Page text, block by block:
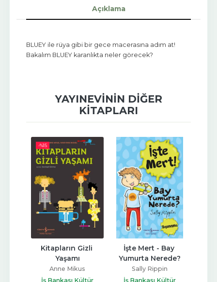
Açıklama
BLUEY ile rüya gibi bir gece macerasına adım at!
Bakalım BLUEY karanlıkta neler görecek?
YAYINEVININ DIĞER
KITAPLARI
-%15
Kitapların Gizli
Yaşamı
Anne Mikus
İş Bankası Kültür
İşte Mert - Bay
Yumurta Nerede?
Sally Rippin
İş Bankası Kültür